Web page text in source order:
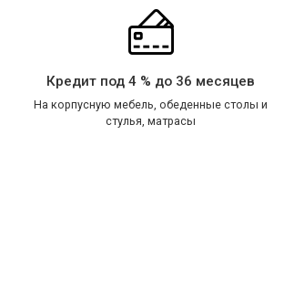
Кредит под 4 % до 36 месяцев
На корпусную мебель, обеденные столы и
стулья, матрасы